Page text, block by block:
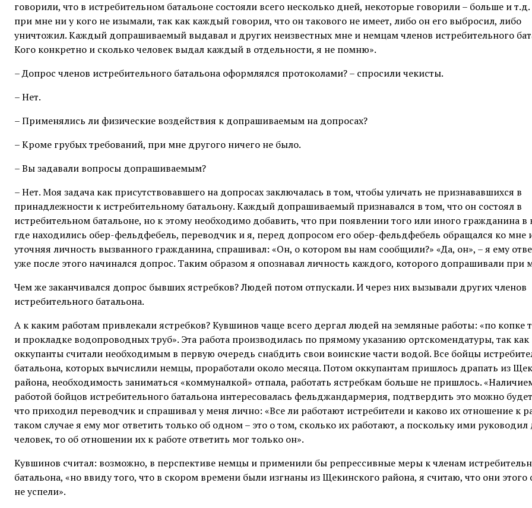
говорили, что в истребительном батальоне состояли всего несколько дней, некоторые говорили – больше и
при мне ни у кого не изымали, так как каждый говорил, что он такового не имеет, либо он его выбросил, либо
уничтожил. Каждый допрашиваемый выдавал и других неизвестных мне и немцам членов истребительного
Кого конкретно и сколько человек выдал каждый в отдельности, я не помню».
– Допрос членов истребительного батальона оформлялся протоколами? – спросили чекисты.
– Нет.
– Применялись ли физические воздействия к допрашиваемым на допросах?
– Кроме грубых требований, при мне другого ничего не было.
– Вы задавали вопросы допрашиваемым?
– Нет. Моя задача как присутствовавшего на допросах заключалась в том, чтобы уличать не признававшихся в
принадлежности к истребительному батальону. Каждый допрашиваемый признавался в том, что он состоял в
истребительном батальоне, но к этому необходимо добавить, что при появлении того или иного гражданина в
где находились обер-фельдфебель, переводчик и я, перед допросом его обер-фельдфебель обращался ко мне
уточняя личность вызванного гражданина, спрашивал: «Он, о котором вы нам сообщили?» «Да, он», – я ему
уже после этого начинался допрос. Таким образом я опознавал личность каждого, которого допрашивали при
Чем же заканчивался допрос бывших ястребков? Людей потом отпускали. И через них вызывали других членов
истребительного батальона.
А к каким работам привлекали ястребков? Кувшинов чаще всего дергал людей на земляные работы: «по копке
и прокладке водопроводных труб». Эта работа производилась по прямому указанию ортскомендатуры, так как
оккупанты считали необходимым в первую очередь снабдить свои воинские части водой. Все бойцы
батальона, которых вычислили немцы, проработали около месяца. Потом оккупантам пришлось драпать из
района, необходимость заниматься «коммуналкой» отпала, работать ястребкам больше не пришлось.
работой бойцов истребительного батальона интересовалась фельджандармерия, подтвердить это можно
что приходил переводчик и спрашивал у меня лично: «Все ли работают истребители и каково их отношение к
таком случае я ему мог ответить только об одном – это о том, сколько их работают, а поскольку ими руководил
человек, то об отношении их к работе ответить мог только он».
Кувшинов считал: возможно, в перспективе немцы и применили бы репрессивные меры к членам
батальона, «но ввиду того, что в скором времени были изгнаны из Щекинского района, я считаю, что они этого
не успели».